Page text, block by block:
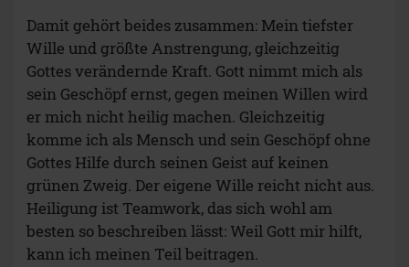
Damit gehört beides zusammen: Mein tiefster
Wille und größte Anstrengung, gleichzeitig
Gottes verändernde Kraft. Gott nimmt mich als
sein Geschöpf ernst, gegen meinen Willen wird
er mich nicht heilig machen. Gleichzeitig
komme ich als Mensch und sein Geschöpf ohne
Gottes Hilfe durch seinen Geist auf keinen
grünen Zweig. Der eigene Wille reicht nicht aus.
Heiligung ist Teamwork, das sich wohl am
besten so beschreiben lässt: Weil Gott mir hilft,
kann ich meinen Teil beitragen.